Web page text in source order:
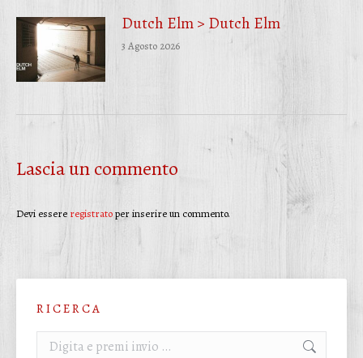
Dutch Elm > Dutch Elm
3 Agosto 2026
Lascia un commento
Devi essere registratoper inserire un commento.
R I C E R C A
Cerca: